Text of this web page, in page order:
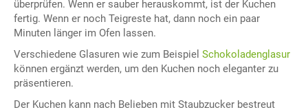
überprüfen. Wenn er sauber herauskommt, ist der Kuchen
fertig. Wenn er noch Teigreste hat, dann noch ein paar
Minuten länger im Ofen lassen.
Verschiedene Glasuren wie zum Beispiel Schokoladenglasur
können ergänzt werden, um den Kuchen noch eleganter zu
präsentieren.
Der Kuchen kann nach Belieben mit Staubzucker bestreut